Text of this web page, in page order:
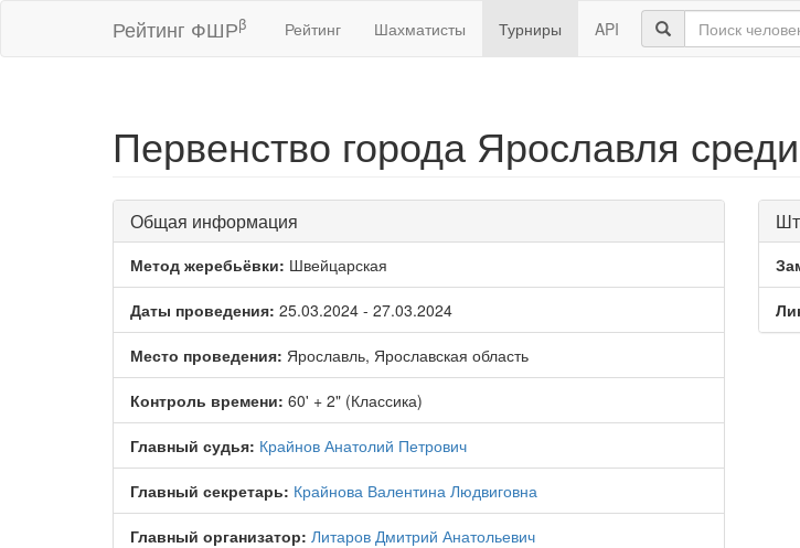
Рейтинг ФШРβ Рейтинг Шахматисты Турниры API
Первенство города Ярославля
Общая информация
Метод жеребьёвки: Швейцарская
Даты проведения: 25.03.2024 - 27.03.2024
Место проведения: Ярославль, Ярославская область
Контроль времени: 60' + 2" (Классика)
Главный судья: Крайнов Анатолий Петрович
Главный секретарь: Крайнова Валентина Людвиговна
Главный организатор: Литаров Дмитрий Анатольевич